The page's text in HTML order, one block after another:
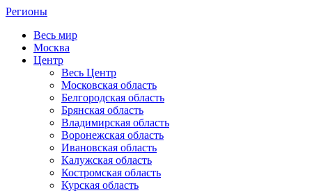
Регионы
Весь мир
Москва
Центр
Весь Центр
Московская область
Белгородская область
Брянская область
Владимирская область
Воронежская область
Ивановская область
Калужская область
Костромская область
Курская область